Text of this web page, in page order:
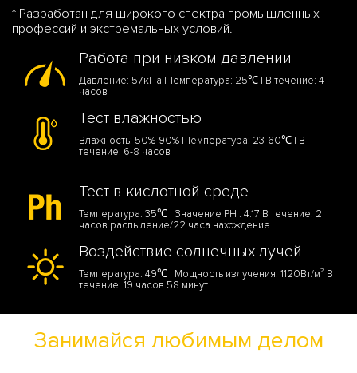
* Разработан для широкого спектра промышленных
профессий и экстремальных условий.
Работа при низком давлении
Давление: 57кПа | Температура: 25℃ | В течение: 4
часов
Тест влажностью
Влажность: 50%-90% | Температура: 23-60℃ | В
течение: 6-8 часов
Тест в кислотной среде
Температура: 35℃ | Значение PH : 4.17 В течение: 2
часов распыление/22 часа нахождение
Воздействие солнечных лучей
Температура: 49℃ | Мощность излучения: 1120Вт/м² В
течение: 19 часов 58 минут
Занимайся любимым делом